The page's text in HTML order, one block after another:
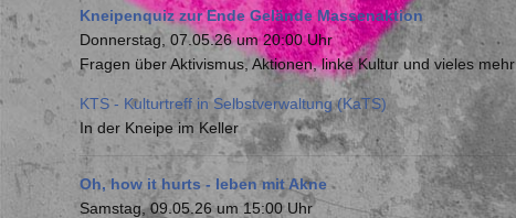
Kneipenquiz zur Ende Gelände Massenaktion
Donnerstag, 07.05.26 um 20:00 Uhr
Fragen über Aktivismus, Aktionen, linke Kultur und vieles mehr
KTS - Kulturtreff in Selbstverwaltung (KaTS)
In der Kneipe im Keller
Oh, how it hurts - leben mit Akne
Samstag, 09.05.26 um 15:00 Uhr